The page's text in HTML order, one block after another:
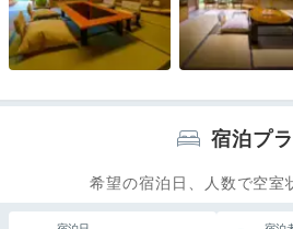
え後入りましたが、こちらが大浴場では
宿泊プ
希望の宿泊日、人数で空室